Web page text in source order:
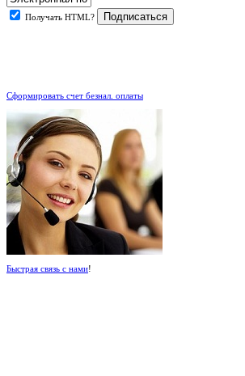
Получать HTML?
Сформировать счет безнал. оплаты
Быстрая связь с нами!